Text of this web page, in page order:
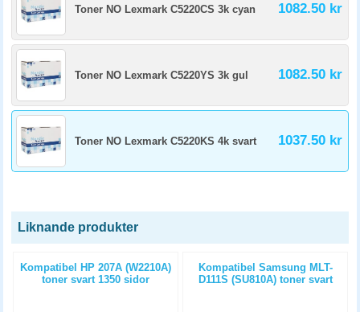
Toner NO Lexmark C5220CS 3k cyan 1082.50 kr
Toner NO Lexmark C5220YS 3k gul 1082.50 kr
Toner NO Lexmark C5220KS 4k svart 1037.50 kr
Liknande produkter
Kompatibel HP 207A (W2210A)
toner svart 1350 sidor
Kompatibel Samsung MLT-
D111S (SU810A) toner svart